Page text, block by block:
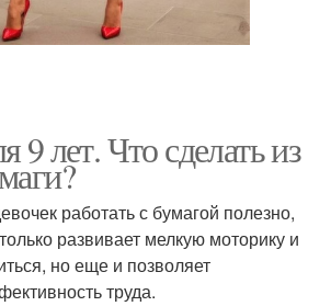
9 лет. Что сделать из
работать с бумагой полезно,
развивает мелкую моторику и
но еще и позволяет
труда.